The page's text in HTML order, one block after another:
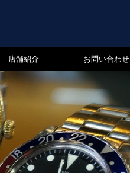
店舗紹介 お問い合わせ